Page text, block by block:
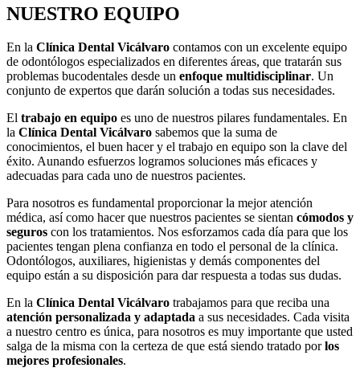
NUESTRO EQUIPO
En la Clínica Dental Vicálvaro contamos con un excelente equipo
de odontólogos especializados en diferentes áreas, que tratarán sus
problemas bucodentales desde un enfoque multidisciplinar. Un
conjunto de expertos que darán solución a todas sus necesidades.
El trabajo en equipo es uno de nuestros pilares fundamentales. En
la Clínica Dental Vicálvaro sabemos que la suma de
conocimientos, el buen hacer y el trabajo en equipo son la clave del
éxito. Aunando esfuerzos logramos soluciones más eficaces y
adecuadas para cada uno de nuestros pacientes.
Para nosotros es fundamental proporcionar la mejor atención
médica, así como hacer que nuestros pacientes se sientan cómodos y
seguros con los tratamientos. Nos esforzamos cada día para que los
pacientes tengan plena confianza en todo el personal de la clínica.
Odontólogos, auxiliares, higienistas y demás componentes del
equipo están a su disposición para dar respuesta a todas sus dudas.
En la Clínica Dental Vicálvaro trabajamos para que reciba una
atención personalizada y adaptada a sus necesidades. Cada visita
a nuestro centro es única, para nosotros es muy importante que usted
salga de la misma con la certeza de que está siendo tratado porlos
mejores profesionales.